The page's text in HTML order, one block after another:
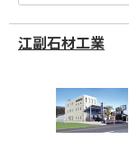
江副石材工業